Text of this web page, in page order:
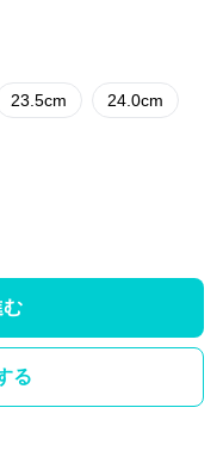
23.5cm 24.0cm
む
る